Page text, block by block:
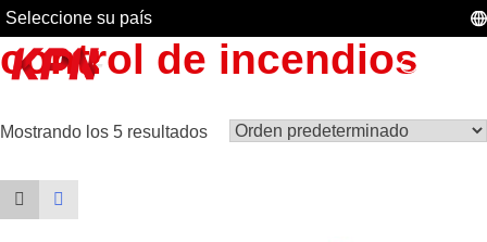
Seleccione su país
control de incendios
Mostrando los 5 resultados